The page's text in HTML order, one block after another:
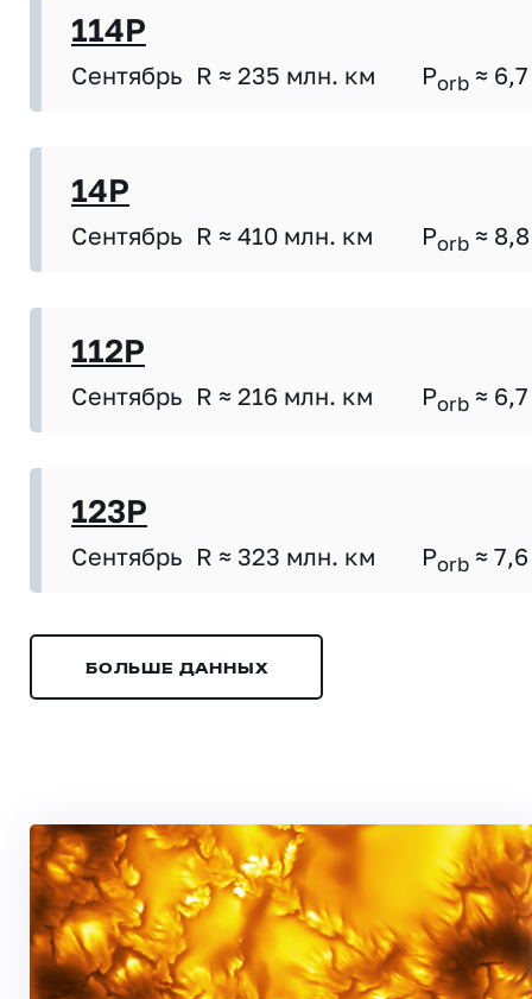
114P
Сентябрь R ≈ 235 млн. км Porb ≈ 6,7
14P
Сентябрь R ≈ 410 млн. км Porb ≈ 8,8
112P
Сентябрь R ≈ 216 млн. км Porb ≈ 6,7
123P
Сентябрь R ≈ 323 млн. км Porb ≈ 7,6
БОЛЬШЕ ДАННЫХ